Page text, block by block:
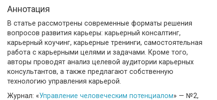
Аннотация
В статье рассмотрены современные форматы решения
вопросов развития карьеры: карьерный консалтинг,
карьерный коучинг, карьерные тренинги, самостоятельная
работа с карьерными целями и задачами. Кроме того,
авторы проводят анализ целевой аудитории карьерных
консультантов, а также предлагают собственную
технологию управления карьерой.
Журнал: «Управление человеческим потенциалом» — №2,